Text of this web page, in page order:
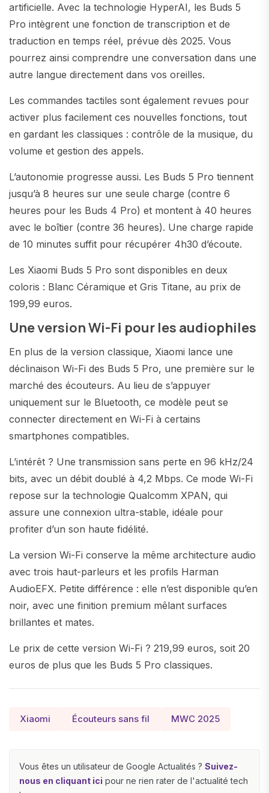
artificielle. Avec la technologie HyperAI, les Buds 5
Pro intègrent une fonction de transcription et de
traduction en temps réel, prévue dès 2025. Vous
pourrez ainsi comprendre une conversation dans une
autre langue directement dans vos oreilles.
Les commandes tactiles sont également revues pour
activer plus facilement ces nouvelles fonctions, tout
en gardant les classiques : contrôle de la musique, du
volume et gestion des appels.
L’autonomie progresse aussi. Les Buds 5 Pro tiennent
jusqu’à 8 heures sur une seule charge (contre 6
heures pour les Buds 4 Pro) et montent à 40 heures
avec le boîtier (contre 36 heures). Une charge rapide
de 10 minutes suffit pour récupérer 4h30 d’écoute.
Les Xiaomi Buds 5 Pro sont disponibles en deux
coloris : Blanc Céramique et Gris Titane, au prix de
199,99 euros.
Une version Wi-Fi pour les audiophiles
En plus de la version classique, Xiaomi lance une
déclinaison Wi-Fi des Buds 5 Pro, une première sur le
marché des écouteurs. Au lieu de s’appuyer
uniquement sur le Bluetooth, ce modèle peut se
connecter directement en Wi-Fi à certains
smartphones compatibles.
L’intérêt ? Une transmission sans perte en 96 kHz/24
bits, avec un débit doublé à 4,2 Mbps. Ce mode Wi-Fi
repose sur la technologie Qualcomm XPAN, qui
assure une connexion ultra-stable, idéale pour
profiter d’un son haute fidélité.
La version Wi-Fi conserve la même architecture audio
avec trois haut-parleurs et les profils Harman
AudioEFX. Petite différence : elle n’est disponible qu’en
noir, avec une finition premium mêlant surfaces
brillantes et mates.
Le prix de cette version Wi-Fi ? 219,99 euros, soit 20
euros de plus que les Buds 5 Pro classiques.
Xiaomi Écouteurs sans fil MWC 2025
Vous êtes un utilisateur de Google Actualités ? Suivez-
nous en cliquant ici pour ne rien rater de l'actualité tech